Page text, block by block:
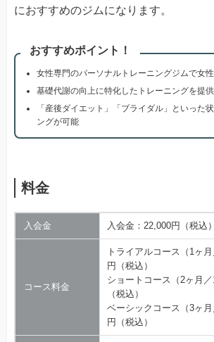
におすすめのジムになります。
おすすめポイント！
女性専門のパーソナルトレーニングジムで女
基礎代謝の向上に特化したトレーニングを提供
「産後ダイエット」「ブライダル」といった
ングが可能
料金
入会金 入会金：22,000円（税込）
コース料金
トライアルコース（1ヶ
円（税込）
ショートコース（2ヶ月
（税込）
ベーシックコース（3ヶ
円（税込）